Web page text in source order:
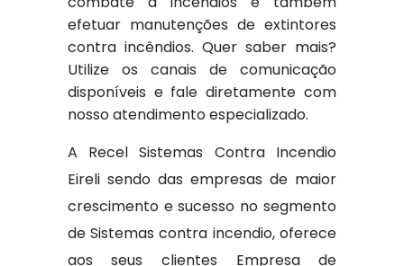
efetuar manutenções de extintores
contra incêndios. Quer saber mais?
Utilize os canais de comunicação
disponíveis e fale diretamente com
nosso atendimento especializado.
A Recel Sistemas Contra Incendio
Eireli sendo das empresas de maior
crescimento e sucesso no segmento
de Sistemas contra incendio, oferece
aos seus clientes Empresa de